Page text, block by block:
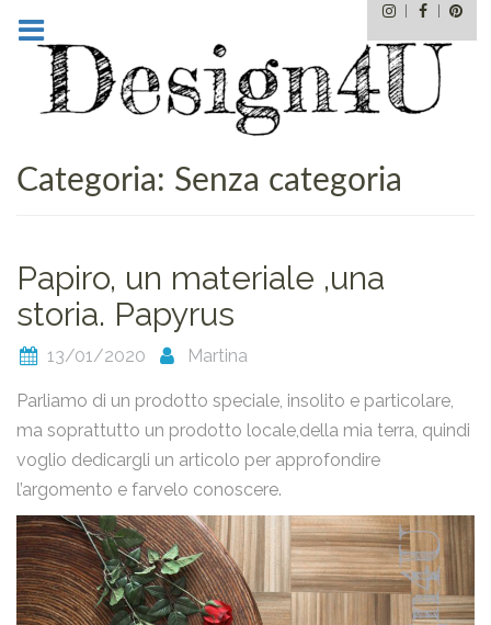
to
content
Instagram
Categoria: Senza categoria
Papiro, un materiale ,una
storia. Papyrus
13/01/2020 Martina
Parliamo di un prodotto speciale, insolito e particolare,
ma soprattutto un prodotto locale,della mia terra, quindi
voglio dedicargli un articolo per approfondire
l’argomento e farvelo conoscere.